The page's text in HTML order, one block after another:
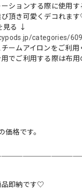
ーションする際に使用
頂き可愛くデコれま
見る ↓
categories/
ームアイロンをご利用
でご利用する際は布用
格です。
品即納です♡︎